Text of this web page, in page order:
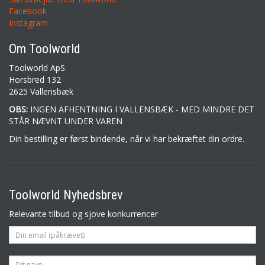
Facebook
Instagram
Om Toolworld
Toolworld ApS
Horsbred 132
2625 Vallensbæk
OBS: INGEN AFHENTNING I VALLENSBÆK - MED MINDRE DET
STÅR NÆVNT UNDER VAREN
Din bestilling er først bindende, når vi har bekræftet din ordre.
Toolworld Nyhedsbrev
Relevante tilbud og sjove konkurrencer